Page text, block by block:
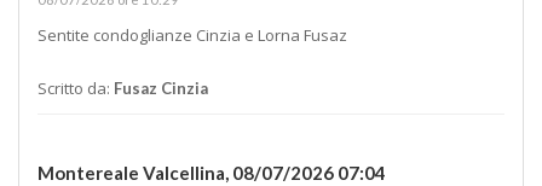
Sentite condoglianze Cinzia e Lorna Fusaz
Scritto da: Fusaz Cinzia
Montereale Valcellina, 08/07/2026 07:04